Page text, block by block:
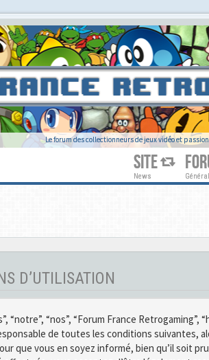
Le forum des collectionneurs de jeux vidéo et
SITE
News Général
D’UTILISATION
“notre”, “nos”, “Forum France
de toutes les conditions suivantes,
que vous en soyez informé, bien qu’il soit